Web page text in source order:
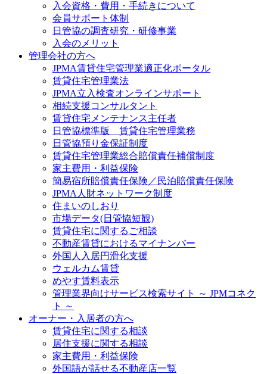
入会資格・費用・手続きについて
会員サポート体制
日管協の調査研究・研修事業
入会のメリット
管理会社の方へ
JPMA賃貸住宅管理業適正化ポータル
賃貸住宅管理業法
JPMA立入検査オンラインサポート
相続支援コンサルタント
賃貸住宅メンテナンス主任者
日管協標準版 賃貸住宅管理業務
日管協預り金保証制度
賃貸住宅管理業総合賠償責任補償制度
家主費用・利益保険
簡易宿所賠償責任保険／民泊賠償責任保険
JPMA人財ネットワーク制度
住まいのしおり
市場データ(日管協短観)
賃貸住宅に関するご相談
不動産賃貸におけるマイナンバー
外国人入居円滑化支援
ウェルカム賃貸
めやす賃料表示
管理業界向けサービス検索サイト ～ JPMコネク
ト ～
オーナー・入居者の方へ
賃貸住宅に関する相談
居住支援に関する相談
家主費用・利益保険
外国語が話せる不動産店一覧